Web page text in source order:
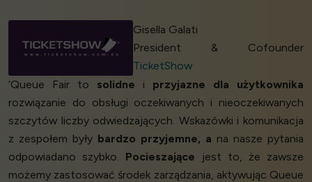
Gisella Galati
President & Cofounder
TicketShow
‘Queue Fair to solidne i przyjazne dla użytkownika
rozwiązanie do obsługi oczekiwanych i nieoczekiwanych
szczytów liczby odwiedzających. Wskazówki i komunikacja
z zespołem były bardzo przyjemne, a na nasze pytania
odpowiadano szybko. Pocieszające jest to, że zawsze
możemy zastosować środek zarządzania, aktywując Queue